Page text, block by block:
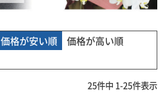
価格が安い順
価格が高い順
25件中 1-25件表示